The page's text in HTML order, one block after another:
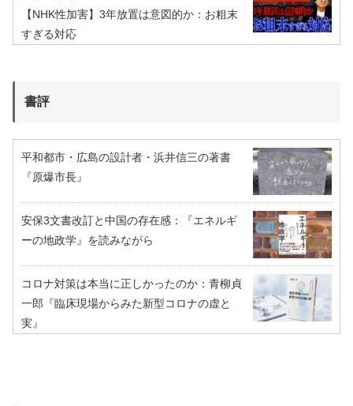
【NHK性加害】3年放置は意図的か：お粗末
すぎる対応
書評
平和都市・広島の設計者・浜井信三の著書
『原爆市長』
安保3文書改訂と中国の存在感：『エネルギ
ーの地政学』を読みながら
コロナ対策は本当に正しかったのか：青柳貞
一郎『臨床現場からみた新型コロナの虚と
実』